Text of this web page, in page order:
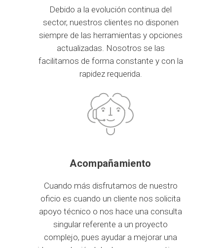
Debido a la evolución continua del
sector, nuestros clientes no disponen
siempre de las herramientas y opciones
actualizadas. Nosotros se las
facilitamos de forma constante y con la
rapidez requerida.
Acompañamiento
Cuando más disfrutamos de nuestro
oficio es cuando un cliente nos solicita
apoyo técnico o nos hace una consulta
singular referente a un proyecto
complejo, pues ayudar a mejorar una